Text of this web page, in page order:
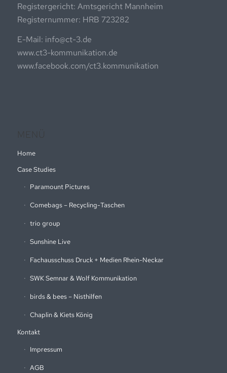
Registergericht: Amtsgericht Mannheim
Registernummer: HRB 723282
E-Mail: info@ct-3.de
www.ct3-kommunikation.de
www.facebook.com/ct3.kommunikation
MENÜ
Home
Case Studies
Paramount Pictures
Comebags – Recycling-Taschen
trio group
Sunshine Live
Fachausschuss Druck + Medien Rhein-Neckar
SWK Semnar & Wolf Kommunikation
birds & bees – Nisthilfen
Chaplin & Kiets König
Kontakt
Impressum
AGB